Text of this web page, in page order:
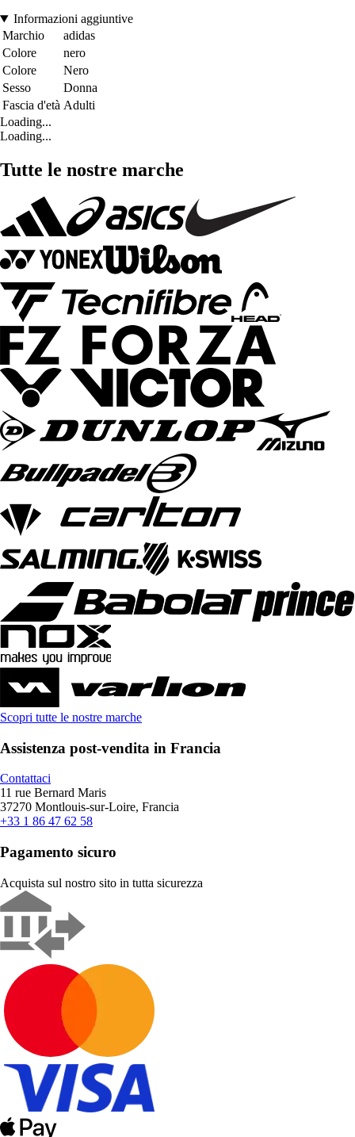
Informazioni aggiuntive
Marchio
adidas
Colore
nero
Colore
Nero
Sesso
Donna
Fascia d'età Adulti
Loading...
Loading...
Tutte le nostre marche
Scopri tutte le nostre marche
Assistenza post-vendita in Francia
Contattaci
11 rue Bernard Maris
37270 Montlouis-sur-Loire, Francia
+33 1 86 47 62 58
Pagamento sicuro
Acquista sul nostro sito in tutta sicurezza